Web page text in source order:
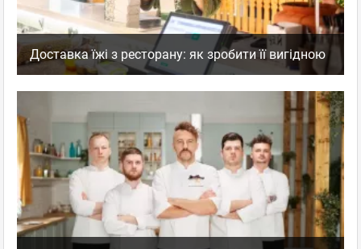
Доставка їжі з ресторану: як зробити її вигідною